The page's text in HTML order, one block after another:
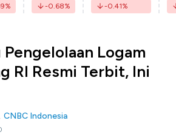
% -0.68% -0.41%
Logam
RI Resmi Terbit, Ini
CNBC Indonesia